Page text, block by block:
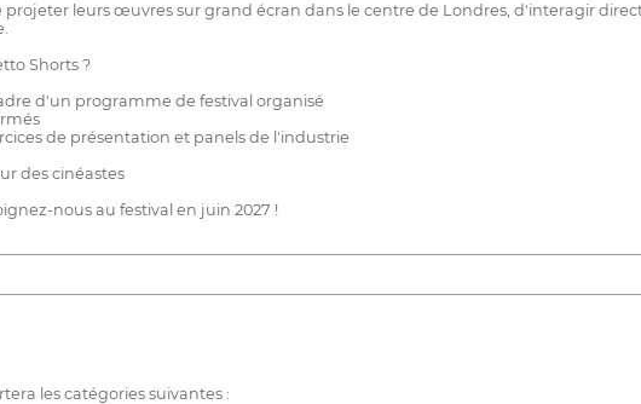
projeter leurs œuvres sur grand écran dans le centre de Londres, d'interagir
Shorts ?
d'un programme de festival organisé
de présentation et panels de l'industrie
des cinéastes
nous au festival en juin 2027 !
les catégories suivantes :